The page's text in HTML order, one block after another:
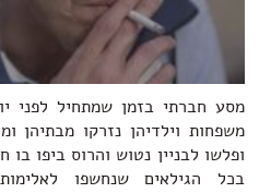
מסע חברתי בזמן שמתחיל לפני
משפחות וילדיהן נזרקו מבתיהן
ופלשו לבניין נטוש והרוס ביפו
בכל הגילאים שנחשפו